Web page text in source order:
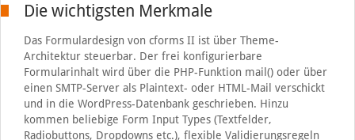
Die wichtigsten Merkmale
Das Formulardesign von cforms II ist über Theme-
Architektur steuerbar. Der frei konfigurierbare
Formularinhalt wird über die PHP-Funktion mail() oder über
einen SMTP-Server als Plaintext- oder HTML-Mail verschickt
und in die WordPress-Datenbank geschrieben. Hinzu
kommen beliebige Form Input Types (Textfelder,
Radiobuttons, Dropdowns etc.), flexible Validierungsregeln